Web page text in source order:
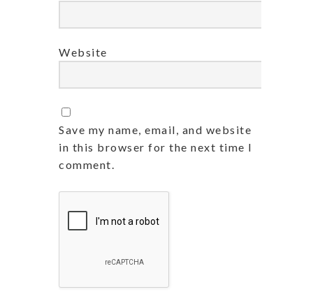
Website
Save my name, email, and website
in this browser for the next time I
comment.